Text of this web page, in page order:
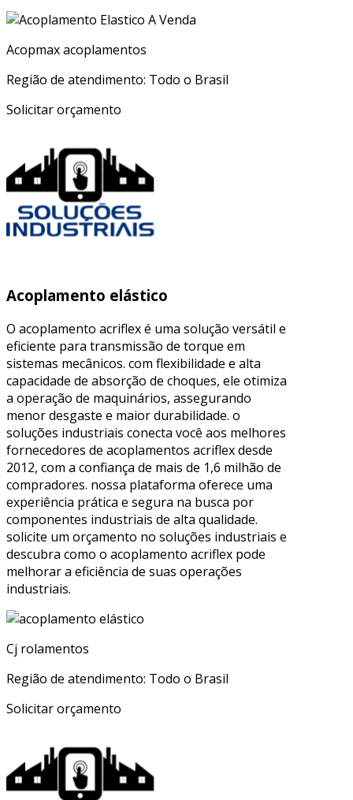
Acopmax acoplamentos
Região de atendimento: Todo o Brasil
Solicitar orçamento
Acoplamento elástico
O acoplamento acriflex é uma solução versátil e
eficiente para transmissão de torque em
sistemas mecânicos. com flexibilidade e alta
capacidade de absorção de choques, ele otimiza
a operação de maquinários, assegurando
menor desgaste e maior durabilidade. o
soluções industriais conecta você aos melhores
fornecedores de acoplamentos acriflex desde
2012, com a confiança de mais de 1,6 milhão de
compradores. nossa plataforma oferece uma
experiência prática e segura na busca por
componentes industriais de alta qualidade.
solicite um orçamento no soluções industriais e
descubra como o acoplamento acriflex pode
melhorar a eficiência de suas operações
industriais.
Cj rolamentos
Região de atendimento: Todo o Brasil
Solicitar orçamento